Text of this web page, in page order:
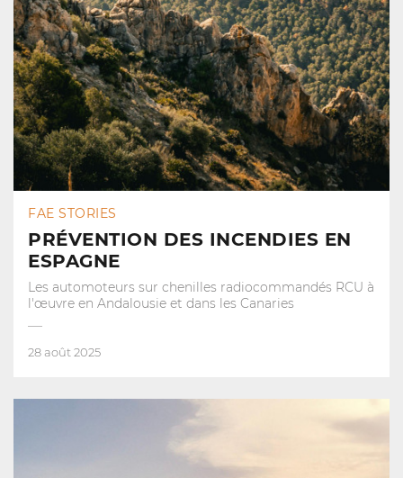
FAE STORIES
PRÉVENTION DES INCENDIES EN
ESPAGNE
Les automoteurs sur chenilles radiocommandés RCU à
l'œuvre en Andalousie et dans les Canaries
28 août 2025